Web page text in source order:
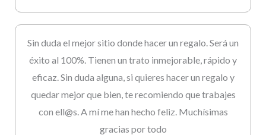
Sin duda el mejor sitio donde hacer un regalo. Será un
éxito al 100%. Tienen un trato inmejorable, rápido y
eficaz. Sin duda alguna, si quieres hacer un regalo y
quedar mejor que bien, te recomiendo que trabajes
con ell@s. A mí me han hecho feliz. Muchísimas
gracias por todo